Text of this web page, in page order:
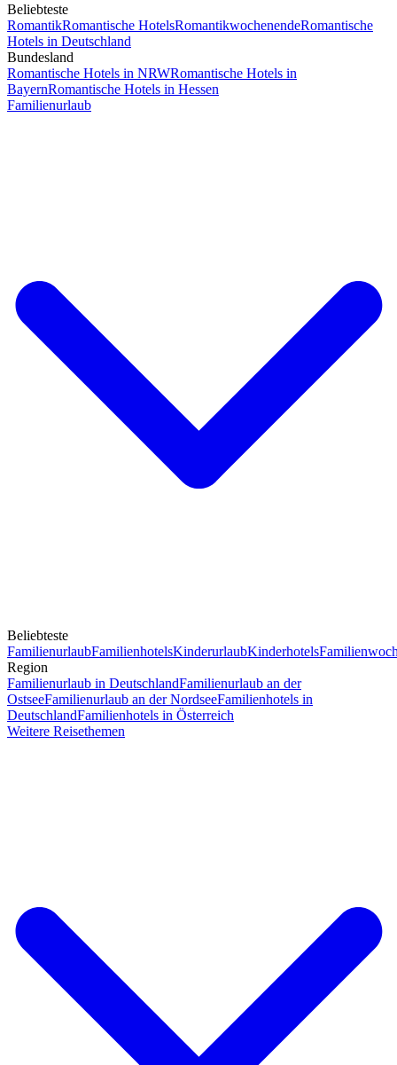
Beliebteste
RomantikRomantische HotelsRomantikwochenendeRomantische
Hotels in Deutschland
Bundesland
Romantische Hotels in NRWRomantische Hotels in
BayernRomantische Hotels in Hessen
Familienurlaub
Beliebteste
FamilienurlaubFamilienhotelsKinderurlaubKinderhotels
Region
Familienurlaub in DeutschlandFamilienurlaub an der
OstseeFamilienurlaub an der NordseeFamilienhotels in
DeutschlandFamilienhotels in Österreich
Weitere Reisethemen